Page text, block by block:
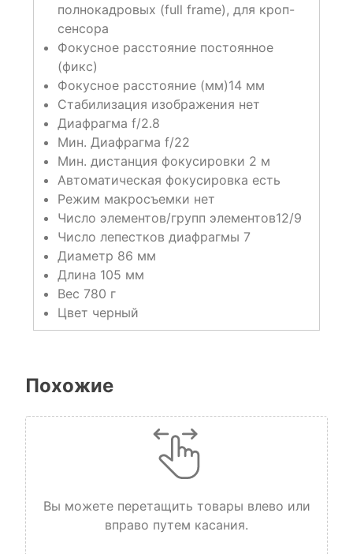
полнокадровых (full frame), для кроп-
сенсора
Фокусное расстояние постоянное
(фикс)
Фокусное расстояние (мм)14 мм
Стабилизация изображения нет
Диафрагма f/2.8
Мин. Диафрагма f/22
Мин. дистанция фокусировки 2 м
Автоматическая фокусировка есть
Режим макросъемки нет
Число элементов/групп элементов12/9
Число лепестков диафрагмы 7
Диаметр 86 мм
Длина 105 мм
Вес 780 г
Цвет черный
Похожие
Вы можете перетащить товары влево или
вправо путем касания.